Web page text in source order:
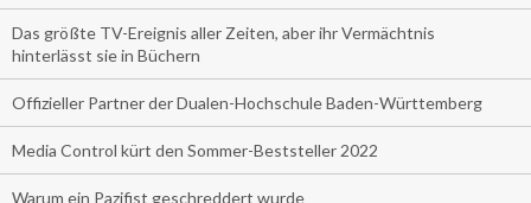
Das größte TV-Ereignis aller Zeiten, aber ihr Vermächtnis
hinterlässt sie in Büchern
Offizieller Partner der Dualen-Hochschule Baden-Württemberg
Media Control kürt den Sommer-Beststeller 2022
Warum ein Pazifist geschreddert wurde